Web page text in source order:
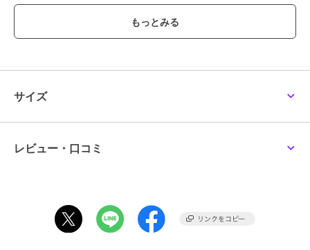
・ポケットがたくさんで収納力抜群
・推し活、お仕事、旅行など様々な用途で使用可能
・取り外し可能なスカーフリボンは、ハンドルを肩から落ちにくくし
・キーホルダーなどの取り付けに便利なキーリング付き
・外側オープン×2
【サイズ感】PC13インチ：〇、A4サイズ：〇、タブレット10イン
チ：〇、長財布：〇、ペットボトル：〇、スマートフォン
サイズ
レビュー・口コミ